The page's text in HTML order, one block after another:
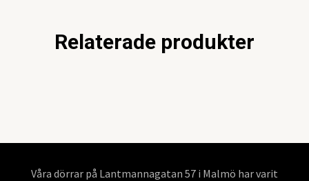
Relaterade produkter
Våra dörrar på Lantmannagatan 57 i Malmö har varit